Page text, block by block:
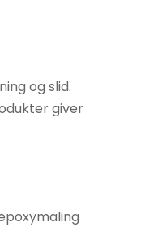
og slid.
giver